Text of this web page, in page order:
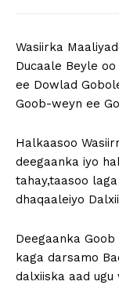
Wasiirka
Ducaale Beyle
ee Dowlad
Goob-weyn ee
Halkaasoo
deegaanka iyo
tahay,taasoo
dhaqaaleiyo
Deegaanka
kaga darsamo
dalxiiska aad ugu